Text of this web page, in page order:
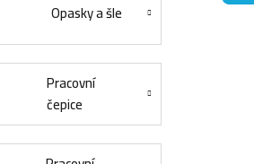
Opasky a šle
Pracovní
čepice